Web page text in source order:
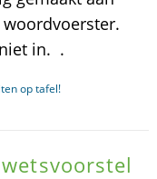
in. .
op tafel!